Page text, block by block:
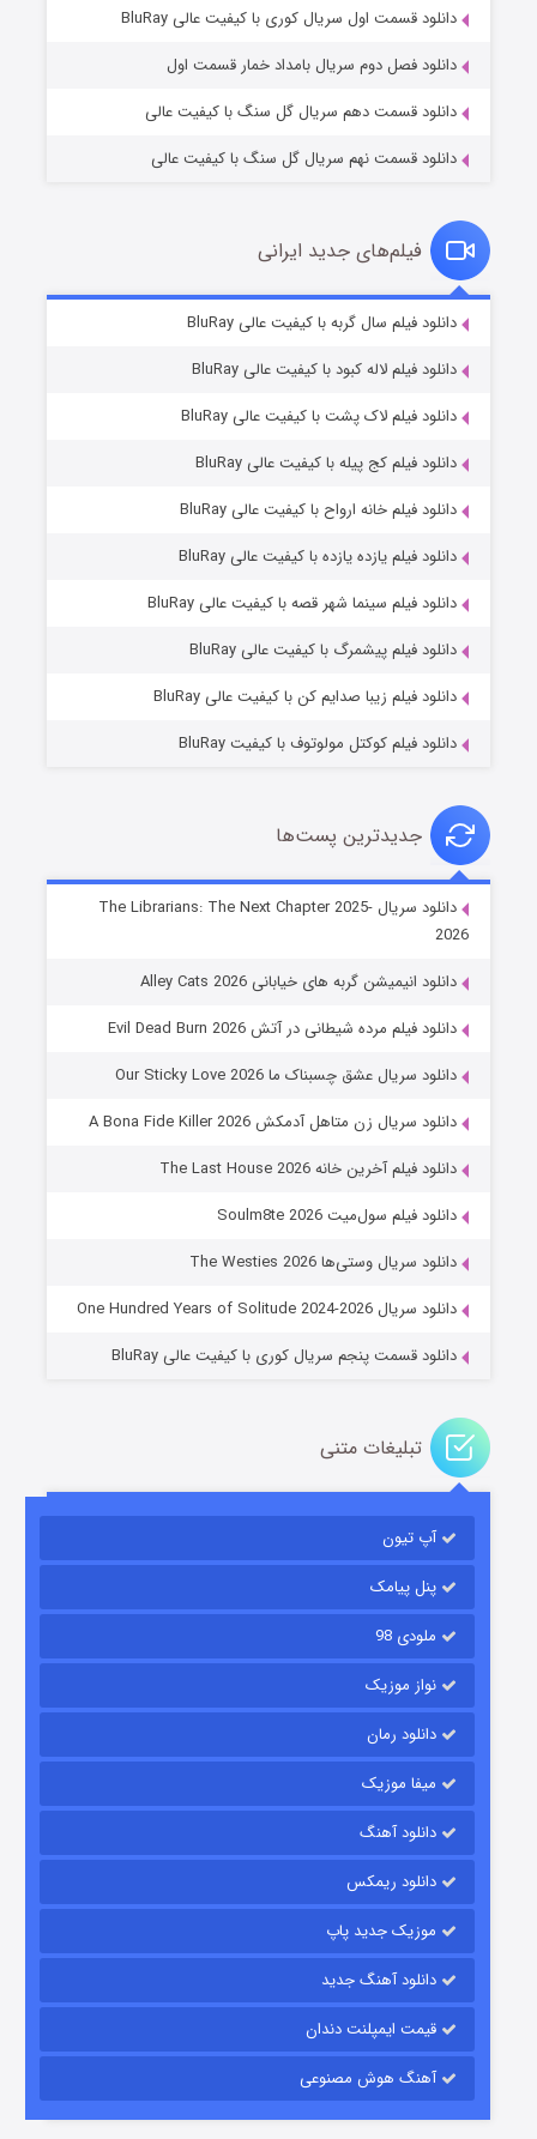
قسمت۱ (زیرنویس) منتشر شد
قسمت۶ (زیرنویس) منتشر شد
شوهر
عملیات آپارتمان
مردگان متحرک: شهر مرده ۳
قسمت۲ (زیرنویس) منتشر شد
قسمت۷ (زیرنویس) منتشر شد
دانلود قسمت اول سریال کوری با کیفیت عالی BluRay
دانلود فصل دوم سریال بامداد خمار قسمت اول
دانلود قسمت دهم سریال گل سنگ با کیفیت عالی
دانلود قسمت نهم سریال گل سنگ با کیفیت عالی
فیلم‌های جدید ایرانی
دانلود فیلم سال گربه با کیفیت عالی BluRay
دانلود فیلم لاله کبود با کیفیت عالی BluRay
دانلود فیلم لاک پشت با کیفیت عالی BluRay
دانلود فیلم کج‌ پیله با کیفیت عالی BluRay
دانلود فیلم خانه ارواح با کیفیت عالی BluRay
دانلود فیلم یازده یازده با کیفیت عالی BluRay
دانلود فیلم سینما شهر قصه با کیفیت عالی BluRay
دانلود فیلم پیشمرگ با کیفیت عالی BluRay
دانلود فیلم زیبا صدایم کن با کیفیت عالی BluRay
دانلود فیلم کوکتل مولوتوف با کیفیت BluRay
جدیدترین پست‌ها
دانلود سریال The Librarians: The Next Chapter 2025-
2026
دانلود انیمیشن گربه های خیابانی Alley Cats 2026
دانلود فیلم مرده شیطانی در آتش Evil Dead Burn 2026
دانلود سریال عشق چسبناک ما Our Sticky Love 2026
دانلود سریال زن متاهل آدمکش A Bona Fide Killer 2026
دانلود فیلم آخرین خانه The Last House 2026
دانلود فیلم سول‌میت Soulm8te 2026
دانلود سریال وستی‌ها The Westies 2026
دانلود سریال One Hundred Years of Solitude 2024-2026
دانلود قسمت پنجم سریال کوری با کیفیت عالی BluRay
تبلیغات متنی
آپ تیون
پنل پیامک
ملودی 98
نواز موزیک
دانلود رمان
میفا موزیک
دانلود آهنگ
دانلود ریمکس
موزیک جدید پاپ
دانلود آهنگ جدید
قیمت ایمپلنت دندان
آهنگ هوش مصنوعی